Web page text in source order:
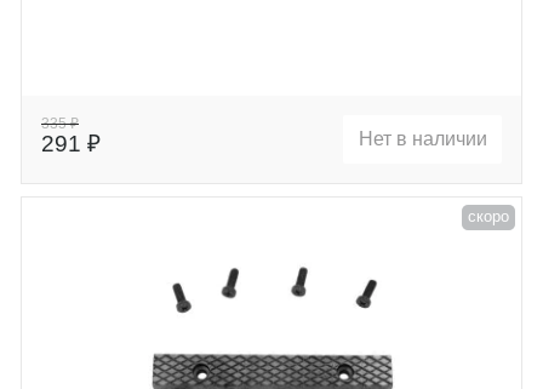
335 ₽
291 ₽ Нет в наличии
скоро